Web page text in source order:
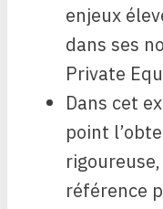
enjeux
dans ses
Private
Dans cet
point
référence